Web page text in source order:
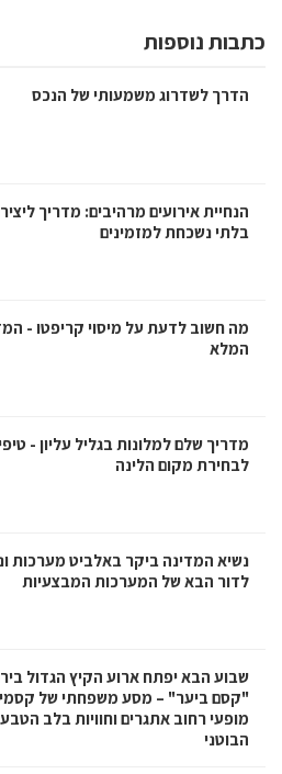
כתבות נוספות
הדרך לשדרוג משמעותי של הנכס
הנחיית אירועים מרהיבים: מדריך
בלתי נשכחת למזמינים
מה חשוב לדעת על מיסוי קריפטו -
המלא
מדריך שלם למלונות בגליל עליון -
לבחירת מקום הלינה
נשיא המדינה ביקר באלביט מערכות
לדור הבא של המערכות המבצעיות
שבוע הבא יפתח ארוע הקיץ הגדול
"קסם ביער" – מסע משפחתי של
מופעי רחוב אתגרים וחוויות בלב
הבוטני